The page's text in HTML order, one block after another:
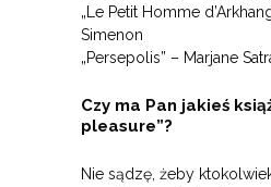
„Le Petit Homme
Simenon
„Persepolis” – Marjane
Czy ma Pan jakieś
pleasure”?
Nie sądzę, żeby